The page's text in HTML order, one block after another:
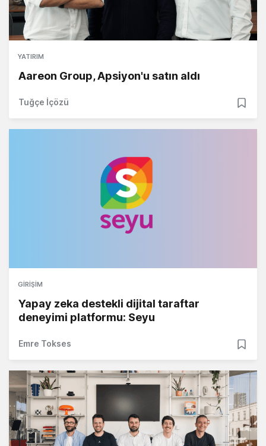
YATIRIM
Aareon Group, Apsiyon'u satın aldı
Tuğçe İçözü
GIRIŞIM
Yapay zeka destekli dijital taraftar
deneyimi platformu: Seyu
Emre Tokses